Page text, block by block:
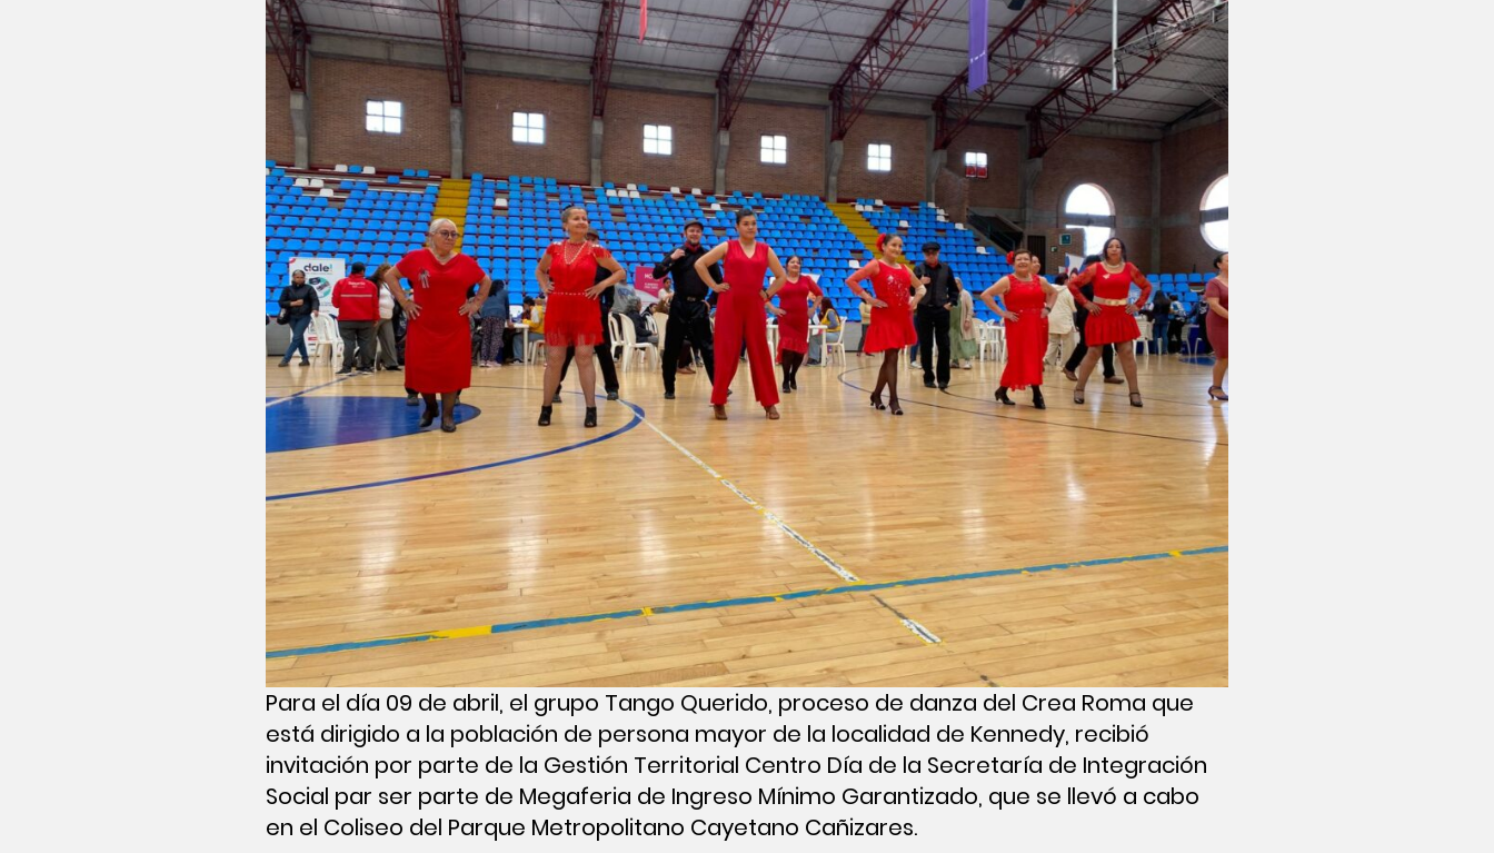
Para el día 09 de abril, el grupo Tango Querido, proceso de danza del Crea Roma que
está dirigido a la población de persona mayor de la localidad de Kennedy, recibió
invitación por parte de la Gestión Territorial Centro Día de la Secretaría de Integración
Social par ser parte de Megaferia de Ingreso Mínimo Garantizado, que se llevó a cabo
en el Coliseo del Parque Metropolitano Cayetano Cañizares.